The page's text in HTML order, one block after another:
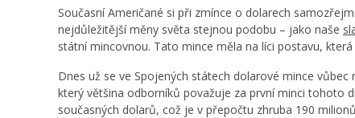
Současní Američané si při zmínce o dolarech
nejdůležitější měny světa stejnou podobu –⁠ jako naše
státní mincovnou. Tato mince měla na líci postavu,
Dnes už se ve Spojených státech dolarové mince
který většina odborníků považuje za první minci tohoto
současných dolarů, což je v přepočtu zhruba 190